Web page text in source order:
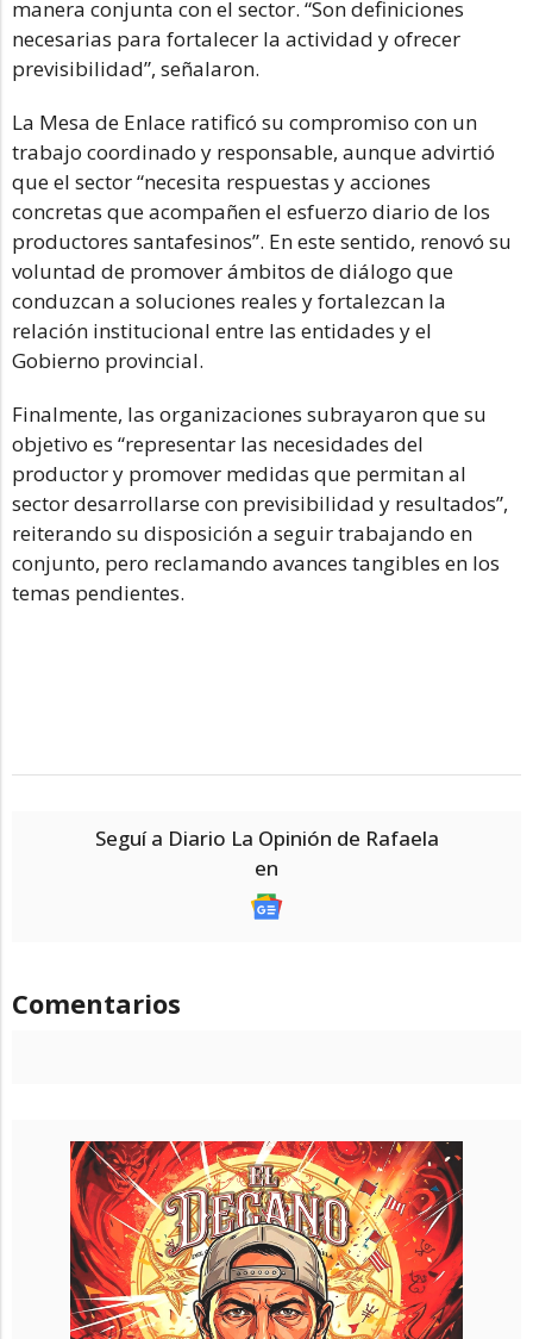
manera conjunta con el sector. “Son definiciones
necesarias para fortalecer la actividad y ofrecer
previsibilidad”, señalaron.
La Mesa de Enlace ratificó su compromiso con un
trabajo coordinado y responsable, aunque advirtió
que el sector “necesita respuestas y acciones
concretas que acompañen el esfuerzo diario de los
productores santafesinos”. En este sentido, renovó su
voluntad de promover ámbitos de diálogo que
conduzcan a soluciones reales y fortalezcan la
relación institucional entre las entidades y el
Gobierno provincial.
Finalmente, las organizaciones subrayaron que su
objetivo es “representar las necesidades del
productor y promover medidas que permitan al
sector desarrollarse con previsibilidad y resultados”,
reiterando su disposición a seguir trabajando en
conjunto, pero reclamando avances tangibles en los
temas pendientes.
Seguí a Diario La Opinión de Rafaela
en
Comentarios